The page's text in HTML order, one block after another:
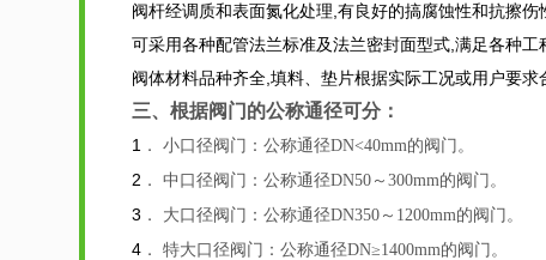
阀杆经调质和表面氮化处理,有良好的搞腐蚀性和抗擦伤
可采用各种配管法兰标准及法兰密封面型式,满足各种工
阀体材料品种齐全,填料、垫片根据实际工况或用户要
三、根据阀门的公称通径可分：
1 ． 小口径阀门：公称通径DN<40mm的阀门。
2 ． 中口径阀门：公称通径DN50 ～ 300mm的阀门。
3 ． 大口径阀门：公称通径DN350 ～ 1200mm的阀门。
4 ． 特大口径阀门：公称通径DN≥1400mm的阀门。